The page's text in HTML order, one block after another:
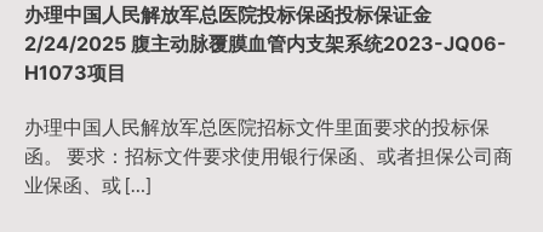
办理中国人民解放军总医院投标保函投标保证金
2/24/2025 腹主动脉覆膜血管内支架系统2023-JQ06-
H1073项目
办理中国人民解放军总医院招标文件里面要求的投标保
函。 要求：招标文件要求使用银行保函、或者担保公司商
业保函、或 […]